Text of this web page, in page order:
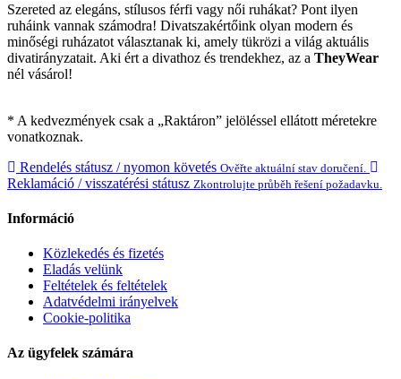
Szereted az elegáns, stílusos férfi vagy női ruhákat? Pont ilyen
ruháink vannak számodra! Divatszakértőink olyan modern és
minőségi ruházatot választanak ki, amely tükrözi a világ aktuális
divatirányzatait. Aki ért a divathoz és trendekhez, az a TheyWear
nél vásárol!
* A kedvezmények csak a „Raktáron” jelöléssel ellátott méretekre
vonatkoznak.
Rendelés státusz / nyomon követés Ověřte aktuální stav doručení.
Reklamáció / visszatérési státusz Zkontrolujte průběh řešení požadavku.
Információ
Közlekedés és fizetés
Eladás velünk
Feltételek és feltételek
Adatvédelmi irányelvek
Cookie-politika
Az ügyfelek számára